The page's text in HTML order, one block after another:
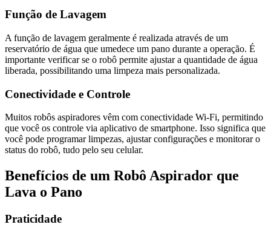
Função de Lavagem
A função de lavagem geralmente é realizada através de um
reservatório de água que umedece um pano durante a operação. É
importante verificar se o robô permite ajustar a quantidade de água
liberada, possibilitando uma limpeza mais personalizada.
Conectividade e Controle
Muitos robôs aspiradores vêm com conectividade Wi-Fi, permitindo
que você os controle via aplicativo de smartphone. Isso significa que
você pode programar limpezas, ajustar configurações e monitorar o
status do robô, tudo pelo seu celular.
Benefícios de um Robô Aspirador que
Lava o Pano
Praticidade